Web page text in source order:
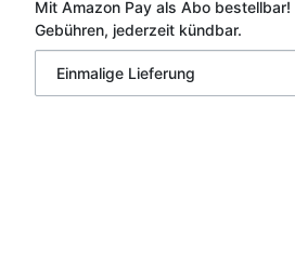
Mit Amazon Pay als Abo bestellbar!
Gebühren, jederzeit kündbar.